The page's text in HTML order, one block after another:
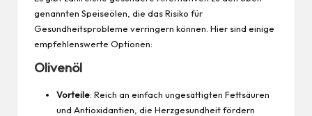
genannten Speiseölen, die das Risiko für
Gesundheitsprobleme verringern können. Hier sind einige
empfehlenswerte Optionen:
Olivenöl
Vorteile: Reich an einfach ungesättigten Fettsäuren
und Antioxidantien, die Herzgesundheit fördern